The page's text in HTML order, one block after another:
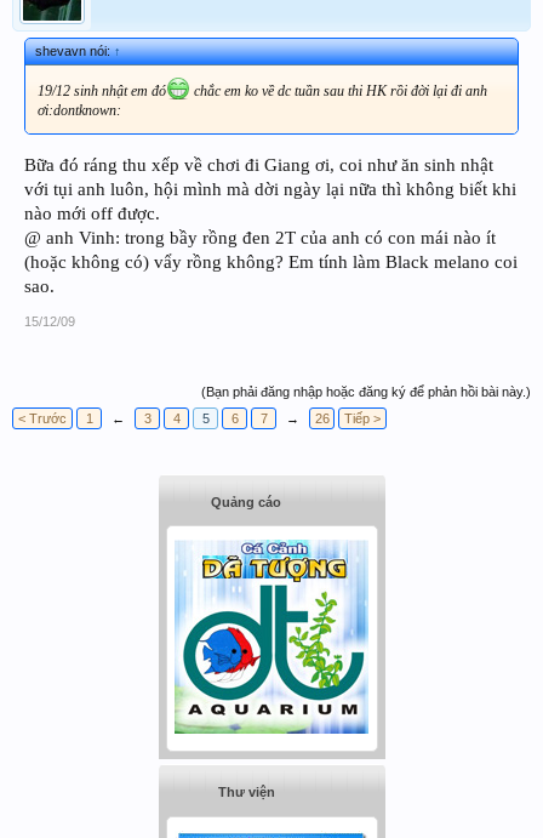
shevavn nói:↑
19/12 sinh nhật em đó
chắc em ko về dc tuần sau thi HK rồi đời lại đi anh
ơi:dontknown:
Bữa đó ráng thu xếp về chơi đi Giang ơi, coi như ăn sinh nhật
với tụi anh luôn, hội mình mà dời ngày lại nữa thì không biết khi
nào mới off được.
@ anh Vinh: trong bầy rồng đen 2T của anh có con mái nào ít
(hoặc không có) vẩy rồng không? Em tính làm Black melano coi
sao.
15/12/09
(Bạn phải đăng nhập hoặc đăng ký để phản hồi bài này.)
< Trước
1 ← 3 4 5 6 7 → 26 Tiếp >
Quảng cáo
Thư viện